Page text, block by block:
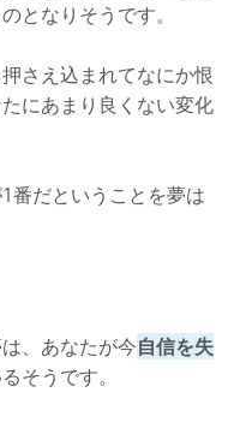
となりそうです。
さえ込まれてなにか恨
にあまり良くない変化
番だということを夢は
、あなたが今自信を失
そうです。